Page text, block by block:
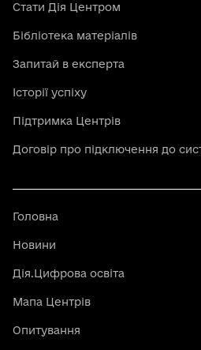
Стати Дія Центром
Бібліотека матеріалів
Запитай в експерта
Історії успіху
Підтримка Центрів
Договір про підключення до
Головна
Новини
Дія.Цифрова освіта
Мапа Центрів
Опитування